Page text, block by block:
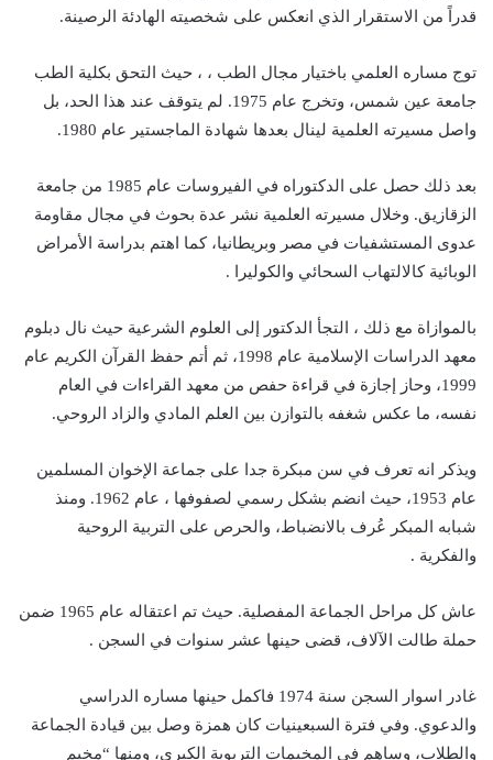
قدراً من الاستقرار الذي انعكس على شخصيته الهادئة الرصينة.
توج مساره العلمي باختيار مجال الطب ، ، حيث التحق بكلية الطب
جامعة عين شمس، وتخرج عام 1975. لم يتوقف عند هذا الحد، بل
واصل مسيرته العلمية لينال بعدها شهادة الماجستير عام 1980.
بعد ذلك حصل على الدكتوراه في الفيروسات عام 1985 من جامعة
الزقازيق. وخلال مسيرته العلمية نشر عدة بحوث في مجال مقاومة
عدوى المستشفيات في مصر وبريطانيا، كما اهتم بدراسة الأمراض
الوبائية كالالتهاب السحائي والكوليرا .
بالموازاة مع ذلك ، التجأ الدكتور إلى العلوم الشرعية حيث نال دبلوم
معهد الدراسات الإسلامية عام 1998، ثم أتم حفظ القرآن الكريم عام
1999، وحاز إجازة في قراءة حفص من معهد القراءات في العام
نفسه، ما عكس شغفه بالتوازن بين العلم المادي والزاد الروحي.
ويذكر انه تعرف في سن مبكرة جدا على جماعة الإخوان المسلمين
عام 1953، حيث انضم بشكل رسمي لصفوفها ، عام 1962. ومنذ
شبابه المبكر عُرف بالانضباط، والحرص على التربية الروحية
والفكرية .
عاش كل مراحل الجماعة المفصلية. حيث تم اعتقاله عام 1965 ضمن
حملة طالت الآلاف، قضى حينها عشر سنوات في السجن .
غادر اسوار السجن سنة 1974 فاكمل حينها مساره الدراسي
والدعوي. وفي فترة السبعينيات كان همزة وصل بين قيادة الجماعة
والطلاب، وساهم في المخيمات التربوية الكبرى، ومنها “مخيم